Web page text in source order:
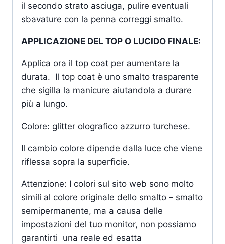
il secondo strato asciuga, pulire eventuali
sbavature con la penna correggi smalto.
APPLICAZIONE DEL TOP O LUCIDO FINALE:
Applica ora il top coat per aumentare la
durata. Il top coat è uno smalto trasparente
che sigilla la manicure aiutandola a durare
più a lungo.
Colore: glitter olografico azzurro turchese.
Il cambio colore dipende dalla luce che viene
riflessa sopra la superficie.
Attenzione: I colori sul sito web sono molto
simili al colore originale dello smalto – smalto
semipermanente, ma a causa delle
impostazioni del tuo monitor, non possiamo
garantirti una reale ed esatta